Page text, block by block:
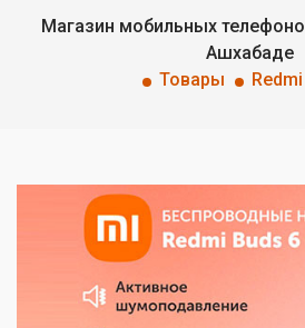
Магазин мобильных
Ашхабаде
Товары